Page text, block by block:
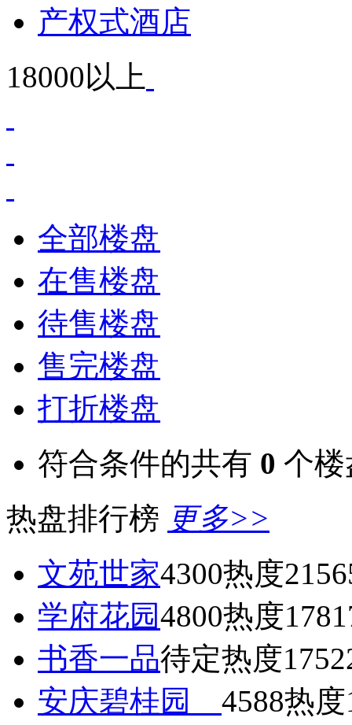
产权式酒店
18000以上
全部楼盘
在售楼盘
待售楼盘
售完楼盘
打折楼盘
符合条件的共有 0 个楼
热盘排行榜 更多>>
文苑世家4300热度
学府花园4800热度
书香一品待定热度
安庆碧桂园 4588热度